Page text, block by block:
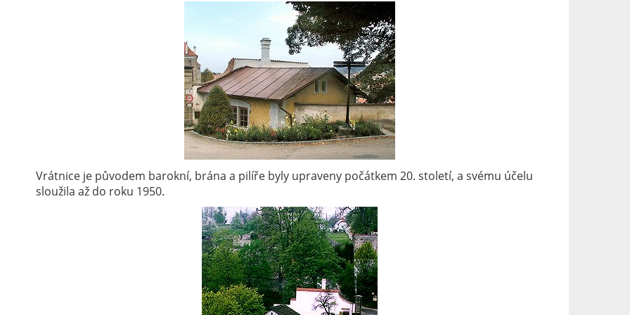
Vrátnice je původem barokní, brána a pilíře byly upraveny počátkem 20. století, a svému účelu
sloužila až do roku 1950.